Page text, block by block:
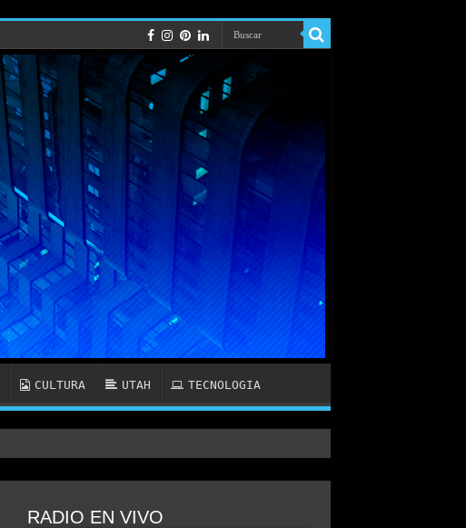
CULTURA UTAH TECNOLOGIA
RADIO EN VIVO